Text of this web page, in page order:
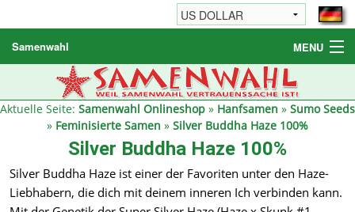
Samenwahl MENU
Hanfsamen
Weitere Produkte
Reseller
Aktuelle Seite: Samenwahl Onlineshop » Hanfsamen » Sumo Seeds
» Feminisierte Samen » Silver Buddha Haze 100%
Silver Buddha Haze 100%
Silver Buddha Haze ist einer der Favoriten unter den Haze-
Liebhabern, die dich mit deinem inneren Ich verbinden kann.